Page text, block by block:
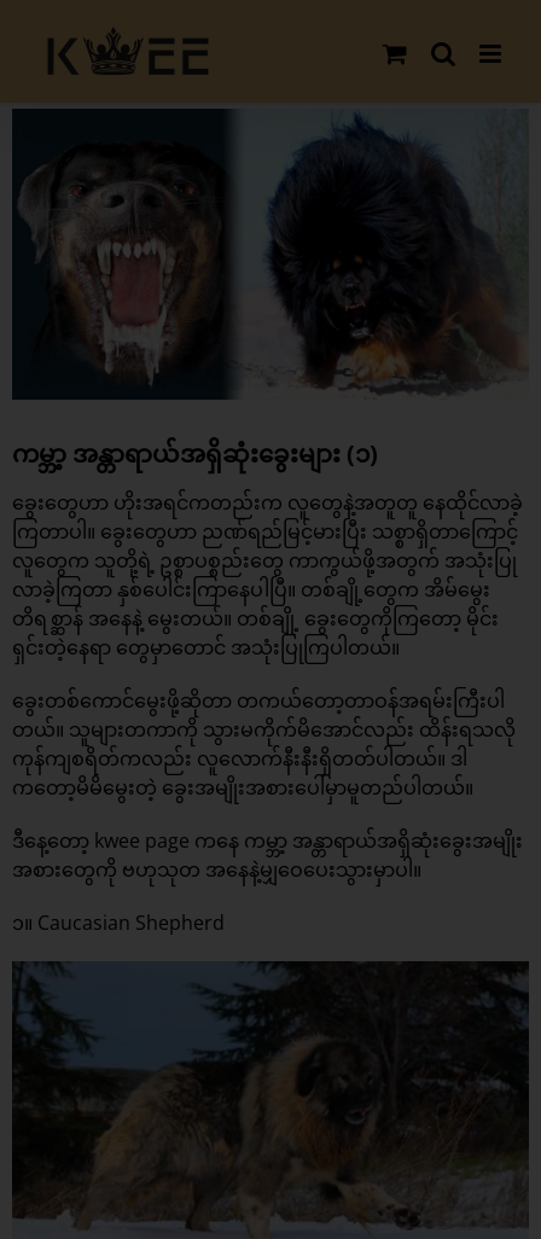
content
Image
ကမ္ဘာ့ အန္တာရာယ်အရှိဆုံးခွေးများ (၁)
ခွေးတွေဟာ ဟိုးအရင်ကတည်းက လူတွေနဲ့အတူတူ နေထိုင်လာခဲ့
ကြတာပါ။ ခွေးတွေဟာ ညဏ်ရည်မြင့်မားပြီး သစ္စာရှိတာကြောင့်
လူတွေက သူတို့ရဲ့ ဥစ္စာပစ္စည်းတွေ ကာကွယ်ဖို့အတွက် အသုံးပြု
လာခဲ့ကြတာ နှစ်ပေါင်းကြာနေပါပြီ။ တစ်ချို့တွေက အိမ်မွေး
တိရစ္ဆာန် အနေနဲ့ မွေးတယ်။ တစ်ချို့ ခွေးတွေကိုကြတော့ မိုင်း
ရှင်းတဲ့နေရာ တွေမှာတောင် အသုံးပြုကြပါတယ်။
ခွေးတစ်ကောင်မွေးဖို့ဆိုတာ တကယ်တော့တာဝန်အရမ်းကြီးပါ
တယ်။ သူများတကာကို သွားမကိုက်မိအောင်လည်း ထိန်းရသလို
ကုန်ကျစရိတ်ကလည်း လူလောက်နီးနီးရှိတတ်ပါတယ်။ ဒါ
ကတော့မိမိမွေးတဲ့ ခွေးအမျိုးအစားပေါ်မှာမူတည်ပါတယ်။
ဒီနေ့တော့ kwee page ကနေ ကမ္ဘာ့ အန္တာရာယ်အရှိဆုံးခွေးအမျိုး
အစားတွေကို ဗဟုသုတ အနေနဲ့မျှဝေပေးသွားမှာပါ။
၁။ Caucasian Shepherd